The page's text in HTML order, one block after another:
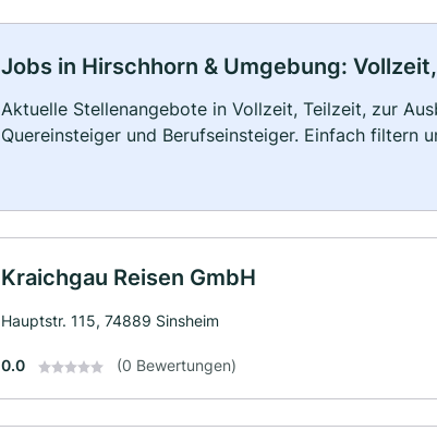
Jobs in Hirschhorn & Umgebung:
Aktuelle Stellenangebote in Vollzeit, Teilzeit, zur
Quereinsteiger und Berufseinsteiger. Einfach filtern
Kraichgau Reisen GmbH
Hauptstr. 115, 74889 Sinsheim
0.0 (0 Bewertungen)